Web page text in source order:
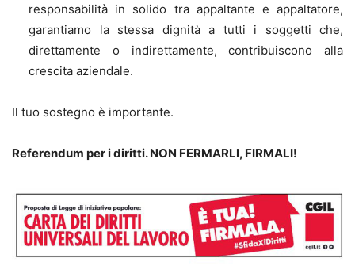
responsabilità in solido tra appaltante e appaltatore,
garantiamo la stessa dignità a tutti i soggetti che,
direttamente o indirettamente, contribuiscono alla
crescita aziendale.
Il tuo sostegno è importante.
Referendum per i diritti. NON FERMARLI, FIRMALI!